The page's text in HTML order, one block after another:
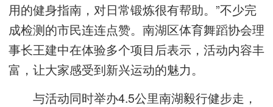
用的健身指南，对日常锻炼很有帮助。”不少完
成检测的市民连连点赞。南湖区体育舞蹈协会理
事长王建中在体验多个项目后表示，活动内容丰
富，让大家感受到新兴运动的魅力。
与活动同时举办4.5公里南湖毅行健步走，